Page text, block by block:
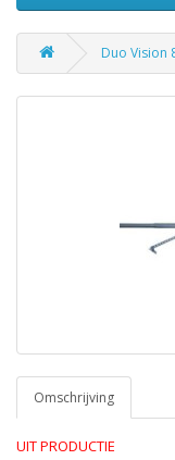
Duo Vision
Omschrijving
UIT PRODUCTIE